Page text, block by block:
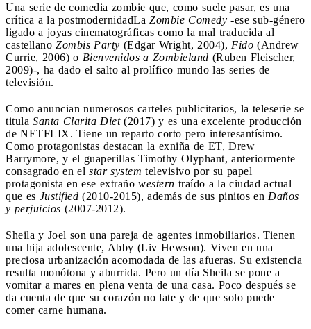
Una serie de comedia zombie que, como suele pasar, es una
crítica a la postmodernidadLa Zombie Comedy -ese sub-género
ligado a joyas cinematográficas como la mal traducida al
castellano Zombis Party (Edgar Wright, 2004), Fido (Andrew
Currie, 2006) o Bienvenidos a Zombieland (Ruben Fleischer,
2009)-, ha dado el salto al prolífico mundo las series de
televisión.
Como anuncian numerosos carteles publicitarios, la teleserie se
titula Santa Clarita Diet(2017) y es una excelente producción
de NETFLIX. Tiene un reparto corto pero interesantísimo.
Como protagonistas destacan la exniña de ET, Drew
Barrymore, y el guaperillas Timothy Olyphant, anteriormente
consagrado en el star system televisivo por su papel
protagonista en ese extraño western traído a la ciudad actual
que es Justified (2010-2015), además de sus pinitos en Daños
y perjuicios (2007-2012).
Sheila y Joel son una pareja de agentes inmobiliarios. Tienen
una hija adolescente, Abby (Liv Hewson). Viven en una
preciosa urbanización acomodada de las afueras. Su existencia
resulta monótona y aburrida. Pero un día Sheila se pone a
vomitar a mares en plena venta de una casa. Poco después se
da cuenta de que su corazón no late y de que solo puede
comer carne humana.